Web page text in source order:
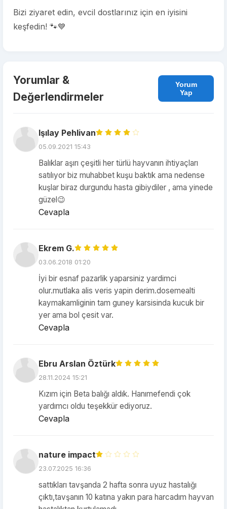
Bizi ziyaret edin, evcil dostlarınız için en iyisini
keşfedin! 🐾💙
Yorumlar &
Değerlendirmeler
Yorum
Yap
Işılay Pehlivan
05.09.2021 15:43
Balıklar aşırı çeşitli her türlü hayvanın ihtiyaçları
satılıyor biz muhabbet kuşu baktık ama nedense
kuşlar biraz durgundu hasta gibiydiler , ama yinede
güzel😉
Cevapla
Ekrem G.
03.06.2018 01:20
İyi bir esnaf pazarlik yaparsiniz yardimci
olur.mutlaka alis veris yapin derim.dosemealti
kaymakamliginin tam guney karsisinda kucuk bir
yer ama bol çesit var.
Cevapla
Ebru Arslan Öztürk
28.11.2024 15:21
Kızım için Beta balığı aldık. Hanımefendi çok
yardımcı oldu teşekkür ediyoruz.
Cevapla
nature impact
23.07.2025 16:36
sattıkları tavşanda 2 hafta sonra uyuz hastalığı
çıktı,tavşanın 10 katına yakın para harcadım hayvan